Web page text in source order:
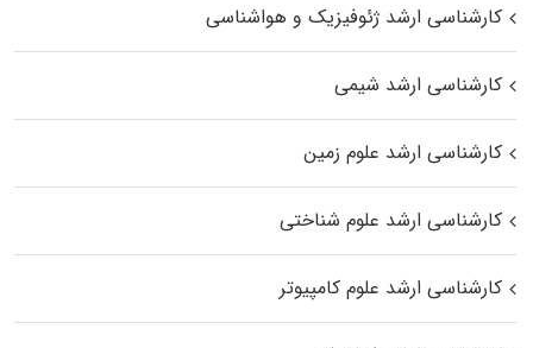
کارشناسی ارشد ژئوفیزیک و هواشناسی
کارشناسی ارشد شیمی
کارشناسی ارشد علوم زمین
کارشناسی ارشد علوم شناختی
کارشناسی ارشد علوم کامپیوتر